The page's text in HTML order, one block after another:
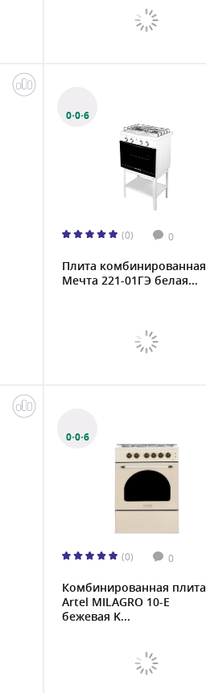
0·0·6
(0) 0
Плита комбинированная
Мечта 221-01ГЭ белая...
0·0·6
(0) 0
Комбинированная плита
Artel MILAGRO 10-E
бежевая K...